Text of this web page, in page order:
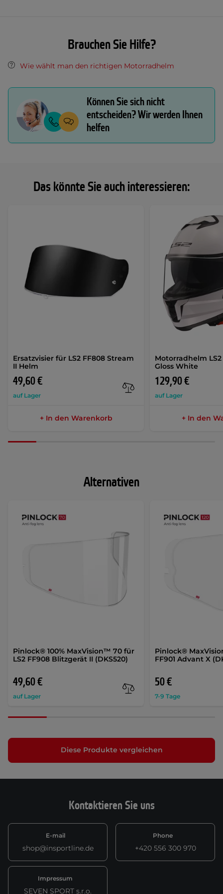
Das könnte Sie auch interessieren:
Ersatzvisier für LS2 FF808 Stream
II Helm
49,60 €
auf Lager
+ In den Warenkorb
Motorradhelm
Gloss White
129,90 €
auf Lager
+ In den
Brauchen Sie Hilfe?
Wie wählt man den richtigen Motorradhelm
Können Sie sich nicht
entscheiden? Wir werden Ihnen
helfen
Alternativen
Pinlock® 100% MaxVision™ 70 für
LS2 FF908 Blitzgerät II (DKS520)
49,60 €
auf Lager
Pinlock®
FF901 Advant X
50 €
7-9 Tage
Diese Produkte vergleichen
Kontaktieren Sie uns
E-mail
shop@insportline.de
Phone
+420 556 300 970
Impressum
SEVEN SPORT s.r.o.